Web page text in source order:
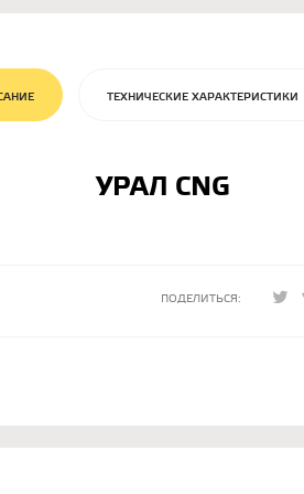
ТЕХНИЧЕСКИЕ ХАРАКТЕРИСТИКИ
УРАЛ CNG
ПОДЕЛИТЬСЯ: